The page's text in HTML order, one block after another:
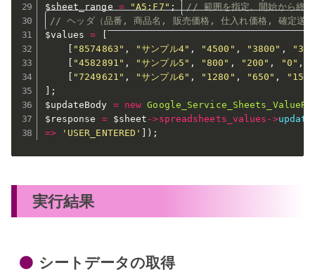
$sheet_range = "A5:F7" ;
// 範囲を指定。開始から終了
// ヘッダ（品番, 商品名, 販売価格, 仕入れ価格, 確定送
$values
=
"8574863" , "サンプル4" , "4500" , "3800" ,
"4582891" , "サンプル5" , "800" , "200" , "0" ,
"7249621" , "サンプル6" , "1280" , "650" ,
"150"
;
$updateBody = new
$response
= $sheet ->spreadsheets_values - >update
=> 'USER_ENTERED' ) ;
実行結果
シートデータの取得